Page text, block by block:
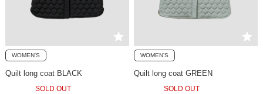
WOMEN'S
Quilt long coat BLACK
SOLD OUT
WOMEN'S
Quilt long coat GREEN
SOLD OUT